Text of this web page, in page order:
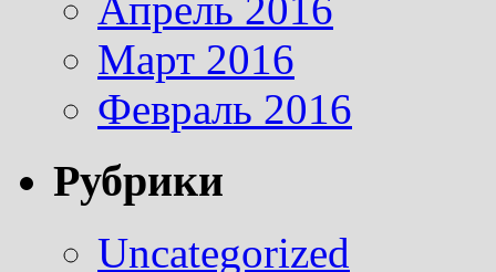
Апрель 2016
Март 2016
Февраль 2016
Рубрики
Uncategorized